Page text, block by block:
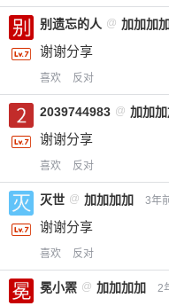
别遗忘的人 @ 加加加
谢谢分享
喜欢 反对
2039744983 @ 加加
谢谢分享
喜欢 反对
灭世 @ 加加加加 3年
谢谢分享
喜欢 反对
冕小罴 @ 加加加加 2